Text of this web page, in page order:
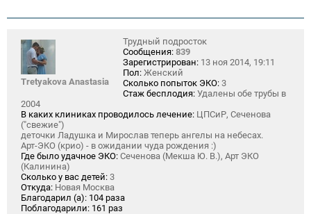
Tretyakova Anastasia
Трудный подросток
Сообщения: 839
Зарегистрирован: 13 ноя 2014, 19:11
Пол: Женский
Сколько попыток ЭКО: 3
Стаж бесплодия: Удалены обе трубы в
2004
В каких клиниках проводилось лечение: ЦПСиР, Сеченова
("свежие")
деточки Ладушка и Мирослав теперь ангелы на небесах.
Арт-ЭКО (крио) - в ожидании чуда рождения :)
Где было удачное ЭКО: Сеченова (Мекша Ю. В.), Арт ЭКО
(Калинина)
Сколько у вас детей: 3
Откуда: Новая Москва
Благодарил (а): 104 раза
Поблагодарили: 161 раз